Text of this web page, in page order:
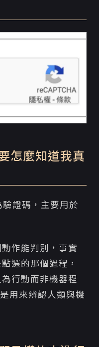
怎麼知道我真
驗證碼，主要用於
作能判別，事實
選的那個過程，
行動而非機器程
用來辨認人類與機